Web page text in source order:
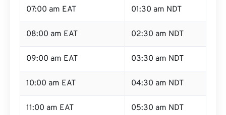
07:00 am EAT 01:30 am NDT
08:00 am EAT 02:30 am NDT
09:00 am EAT 03:30 am NDT
10:00 am EAT 04:30 am NDT
11:00 am EAT 05:30 am NDT